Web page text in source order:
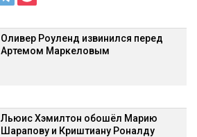
Оливер Роуленд извинился перед
Артемом Маркеловым
Льюис Хэмилтон обошёл Марию
Шарапову и Криштиану Роналду